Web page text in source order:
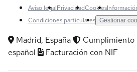
Aviso legalPrivacidadCookies
Condiciones particulares Gestionar
Madrid, España Cumplimiento
español
Facturación con NIF